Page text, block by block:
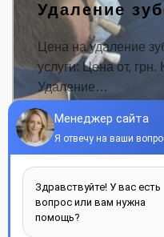
Удаление
Цена на удаление
услуги: Цена от, грн.
Удаление…
ДЕТАЛЬНЕЕ